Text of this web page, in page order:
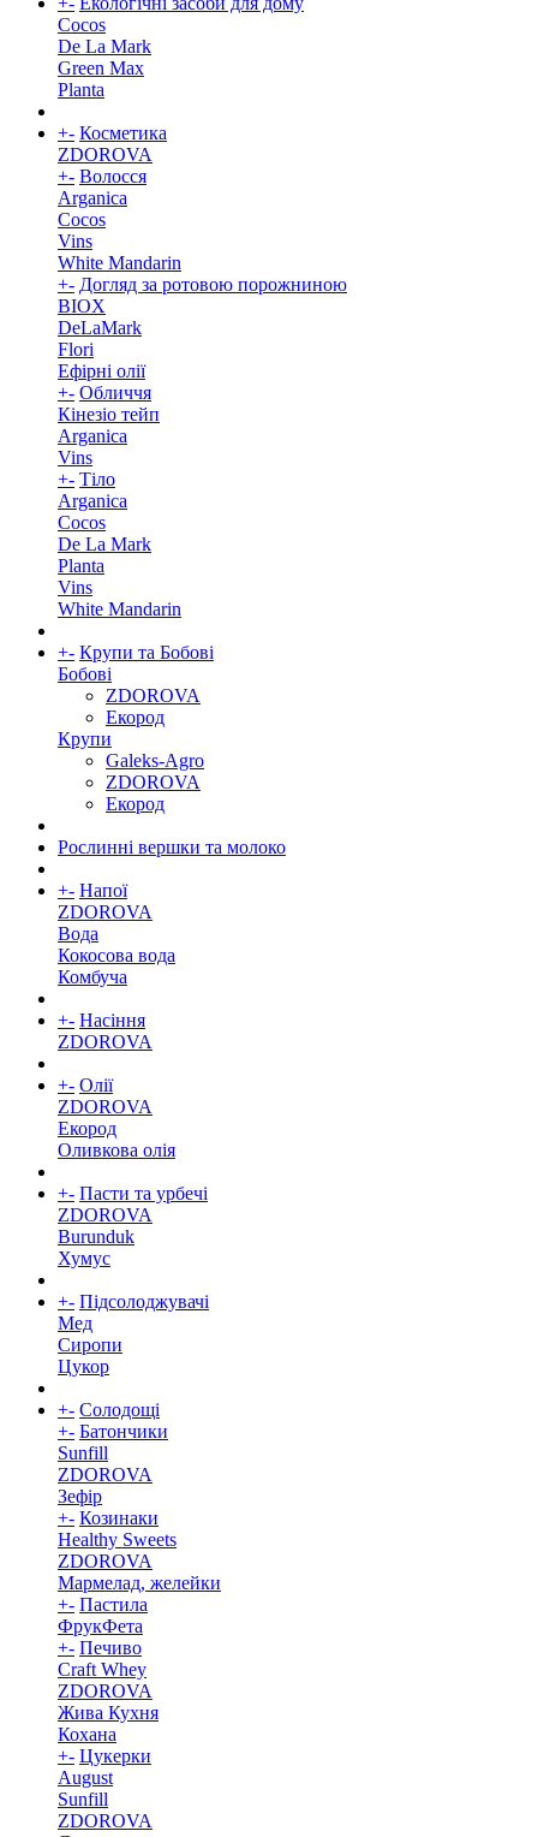
Cocos
De La Mark
Green Max
Planta
+- Косметика
ZDOROVA
+- Волосся
Arganica
Cocos
Vins
White Mandarin
+- Догляд за ротовою порожниною
BIOX
DeLaMark
Flori
Ефірні олії
+- Обличчя
Кінезіо тейп
Arganica
Vins
+- Тіло
Arganica
Cocos
De La Mark
Planta
Vins
White Mandarin
+- Крупи та Бобові
Бобові
ZDOROVA
Екород
Крупи
Galeks-Agro
ZDOROVA
Екород
Рослинні вершки та молоко
+- Напої
ZDOROVA
Вода
Кокосова вода
Комбуча
+- Насіння
ZDOROVA
+- Олії
ZDOROVA
Екород
Оливкова олія
+- Пасти та урбечі
ZDOROVA
Burunduk
Хумус
+- Підсолоджувачі
Мед
Сиропи
Цукор
+- Солодощі
+- Батончики
Sunfill
ZDOROVA
Зефір
+- Козинаки
Healthy Sweets
ZDOROVA
Мармелад, желейки
+- Пастила
ФрукФета
+- Печиво
Craft Whey
ZDOROVA
Жива Кухня
Кохана
+- Цукерки
August
Sunfill
ZDOROVA